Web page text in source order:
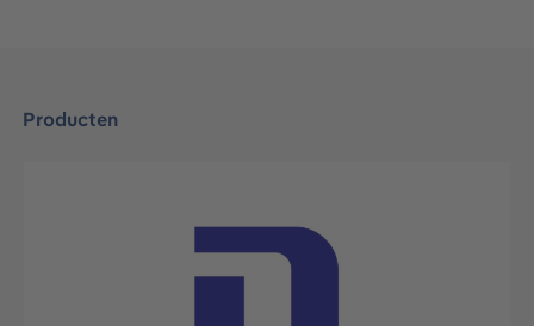
Producten
Afbeeldingengalerij overslaan